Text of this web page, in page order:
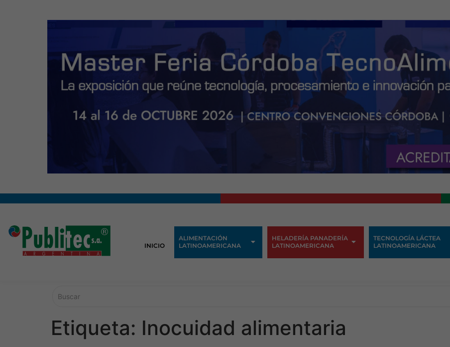
INICIO
ALIMENTACIÓN
LATINOAMERICANA
HELADERÍA PANADERÍA
LATINOAMERICANA
TECNOLOGÍA LÁCTEA
LATINOAMERICANA
Etiqueta: Inocuidad alimentaria